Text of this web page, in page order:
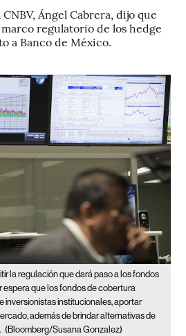
Ángel Cabrera, dijo que
regulatorio de los hedge
a Banco de México.
la regulación que dará paso a los fondos
espera que los fondos de cobertura
inversionistas institucionales, aportar
además de brindar alternativas de
(Bloomberg/Susana Gonzalez)